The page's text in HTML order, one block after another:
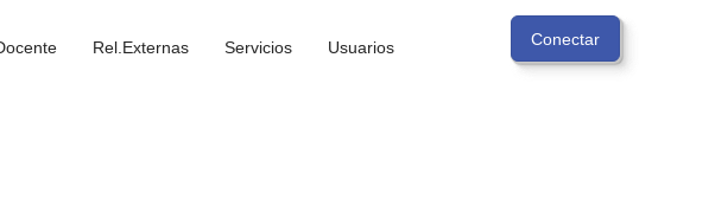
Rel.Externas Servicios Usuarios